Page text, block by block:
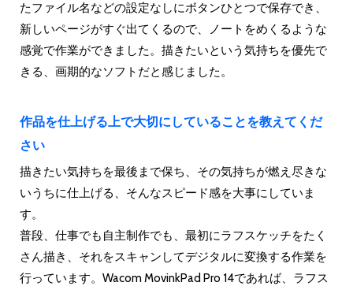
たファイル名などの設定なしにボタンひとつで保存でき、
新しいページがすぐ出てくるので、ノートをめくるような
感覚で作業ができました。描きたいという気持ちを優先で
きる、画期的なソフトだと感じました。
作品を仕上げる上で大切にしていることを教えてくだ
さい
描きたい気持ちを最後まで保ち、その気持ちが燃え尽きな
いうちに仕上げる、そんなスピード感を大事にしていま
す。
普段、仕事でも自主制作でも、最初にラフスケッチをたく
さん描き、それをスキャンしてデジタルに変換する作業を
行っています。Wacom MovinkPad Pro 14であれば、ラフス